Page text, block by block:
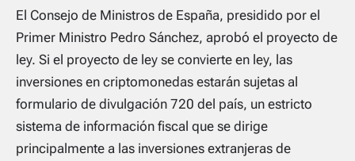
El Consejo de Ministros de España, presidido por el
Primer Ministro Pedro Sánchez, aprobó el proyecto de
ley. Si el proyecto de ley se convierte en ley, las
inversiones en criptomonedas estarán sujetas al
formulario de divulgación 720 del país, un estricto
sistema de información fiscal que se dirige
principalmente a las inversiones extranjeras de